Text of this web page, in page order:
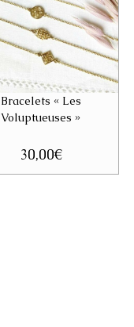
Bracelets « Les
Voluptueuses »
30,00€